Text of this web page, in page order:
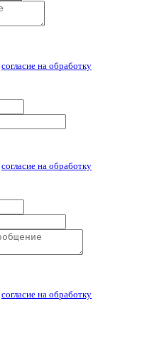
согласие на обработку
согласие на обработку
согласие на обработку